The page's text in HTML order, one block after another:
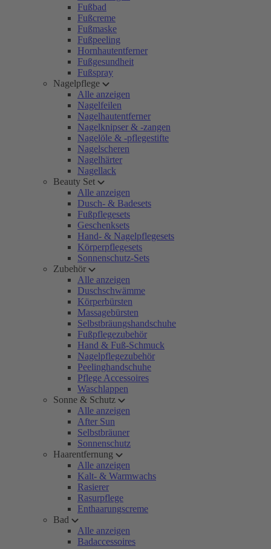
Fußbad
Fußcreme
Fußmaske
Fußpeeling
Hornhautentferner
Fußgesundheit
Fußspray
Nagelpflege
Alle anzeigen
Nagelfeilen
Nagelhautentferner
Nagelknipser & -zangen
Nagelöle & -pflegestifte
Nagelscheren
Nagelhärter
Nagellack
Beauty Set
Alle anzeigen
Dusch- & Badesets
Fußpflegesets
Geschenksets
Hand- & Nagelpflegesets
Körperpflegesets
Sonnenschutz-Sets
Zubehör
Alle anzeigen
Duschschwämme
Körperbürsten
Massagebürsten
Selbstbräungshandschuhe
Fußpflegezubehör
Hand & Fuß-Schmuck
Nagelpflegezubehör
Peelinghandschuhe
Pflege Accessoires
Waschlappen
Sonne & Schutz
Alle anzeigen
After Sun
Selbstbräuner
Sonnenschutz
Haarentfernung
Alle anzeigen
Kalt- & Warmwachs
Rasierer
Rasurpflege
Enthaarungscreme
Bad
Alle anzeigen
Badaccessoires